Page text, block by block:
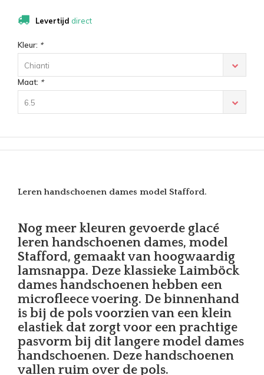
Levertijd direct
Kleur: *
Chianti
Maat: *
6.5
Leren handschoenen dames model Stafford.
Nog meer kleuren gevoerde glacé
leren handschoenen dames, model
Stafford, gemaakt van hoogwaardig
lamsnappa. Deze klassieke Laimböck
dames handschoenen hebben een
microfleece voering. De binnenhand
is bij de pols voorzien van een klein
elastiek dat zorgt voor een prachtige
pasvorm bij dit langere model dames
handschoenen. Deze handschoenen
vallen ruim over de pols.